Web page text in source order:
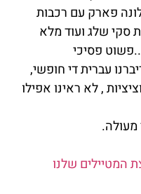
פארק עם רכבות
סקי שלג ועוד מלא
פסיכי
עברית די חופשי,
, לא ראינו אפילו
המטיילים שלנו